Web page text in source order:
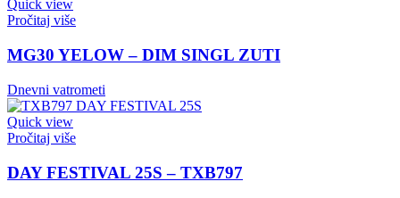
Quick view
Pročitaj više
MG30 YELOW – DIM SINGL ZUTI
Dnevni vatrometi
Quick view
Pročitaj više
DAY FESTIVAL 25S – TXB797